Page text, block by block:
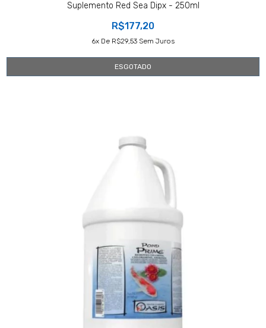
Suplemento Red Sea Dipx - 250ml
R$177,20
6X De R$29,53 Sem Juros
ESGOTADO